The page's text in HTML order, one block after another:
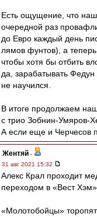
Есть ощущение, что
очередной раз
до Евро каждый день
лямов фунтов), а
чтобы хотя бы отбить
да, зарабатывать Федун
не научился.
В итоге продолжаем
с трио Зобнин-Умяров-
А если еще и Черчесов
Жентяй -
31 авг 2021 15:32
Алекс Крал проходит
переходом в «Вест Хэм».
«Молотобойцы»